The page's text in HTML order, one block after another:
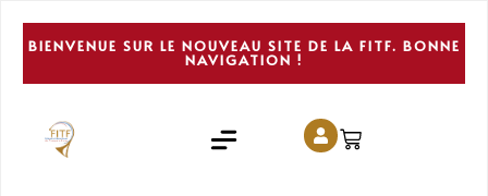
BIENVENUE SUR LE NOUVEAU SITE DE LA FITF. BONNE
NAVIGATION !